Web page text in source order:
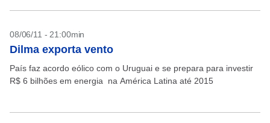
08/06/11 - 21:00min
Dilma exporta vento
País faz acordo eólico com o Uruguai e se prepara para investir
R$ 6 bilhões em energia na América Latina até 2015